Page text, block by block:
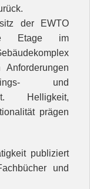
der EWTO
Etage im
und
Helligkeit,
prägen
publiziert
und